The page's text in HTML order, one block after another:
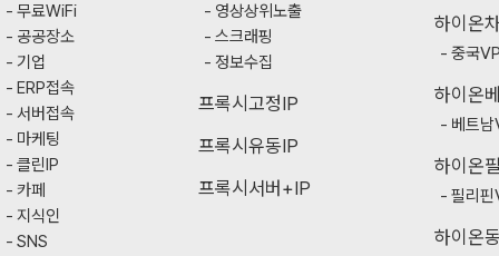
무료WiFi
공공장소
기업
ERP접속
서버접속
마케팅
클린IP
카페
지식인
SNS
영상상위노출
스크래핑
정보수집
프록시고정IP
프록시유동IP
프록시서버+IP
하이온
중국
하이온
베트
하이온
필리
하이온